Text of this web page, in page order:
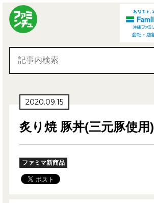
2020.09.15
炙り焼 豚丼(三元豚使用)
ファミマ新商品